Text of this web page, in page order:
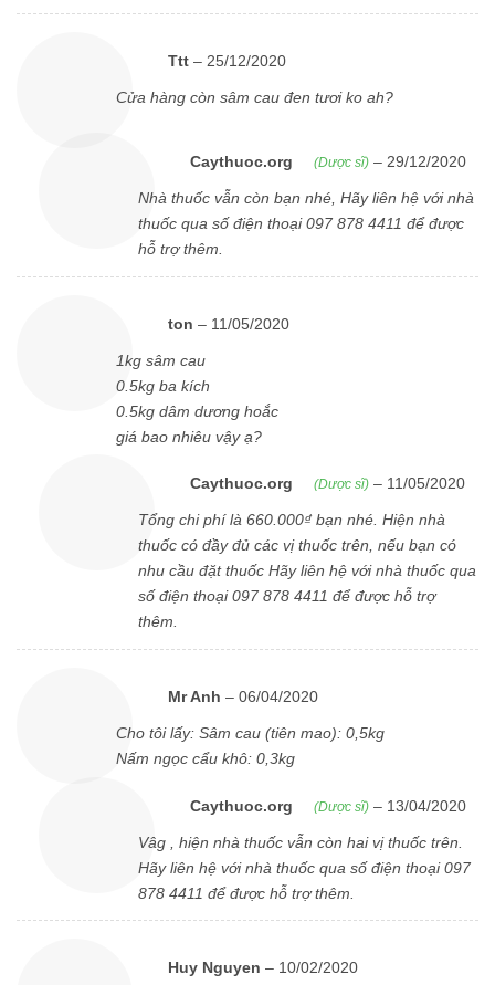
Ttt – 25/12/2020
Cửa hàng còn sâm cau đen tươi ko ah?
Caythuoc.org (Dược sĩ) – 29/12/2020
Nhà thuốc vẫn còn bạn nhé, Hãy liên hệ với nhà
thuốc qua số điện thoại 097 878 4411 để được
hỗ trợ thêm.
ton – 11/05/2020
1kg sâm cau
0.5kg ba kích
0.5kg dâm dương hoắc
giá bao nhiêu vậy ạ?
Caythuoc.org (Dược sĩ) – 11/05/2020
Tổng chi phí là 660.000₫ bạn nhé. Hiện nhà
thuốc có đầy đủ các vị thuốc trên, nếu bạn có
nhu cầu đặt thuốc Hãy liên hệ với nhà thuốc qua
số điện thoại 097 878 4411 để được hỗ trợ
thêm.
Mr Anh – 06/04/2020
Cho tôi lấy: Sâm cau (tiên mao): 0,5kg
Nấm ngọc cẩu khô: 0,3kg
Caythuoc.org (Dược sĩ) – 13/04/2020
Vâg , hiện nhà thuốc vẫn còn hai vị thuốc trên.
Hãy liên hệ với nhà thuốc qua số điện thoại 097
878 4411 để được hỗ trợ thêm.
Huy Nguyen – 10/02/2020